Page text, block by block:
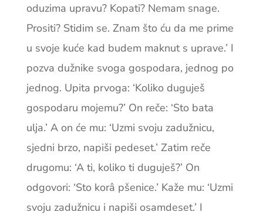
oduzima upravu? Kopati? Nemam snage.
Prositi? Stidim se. Znam što ću da me prime
u svoje kuće kad ­budem maknut s uprave.’ I
pozva dužnike svoga gospodara, jednog po
jednog. Upita prvoga: ‘­Koliko duguješ
gospodaru mojemu?’ On reče: ‘Sto ­bata
ulja.’ A on će mu: ‘Uzmi svoju zadužnicu,
sjedni brzo, napiši pedeset.’ Zatim reče
drugomu: ‘A ti, koliko ti duguješ?’ On
odgovori: ‘Sto korâ pšenice.’ Kaže mu: ‘Uzmi
svoju zadužnicu i napiši osamdeset.’ I